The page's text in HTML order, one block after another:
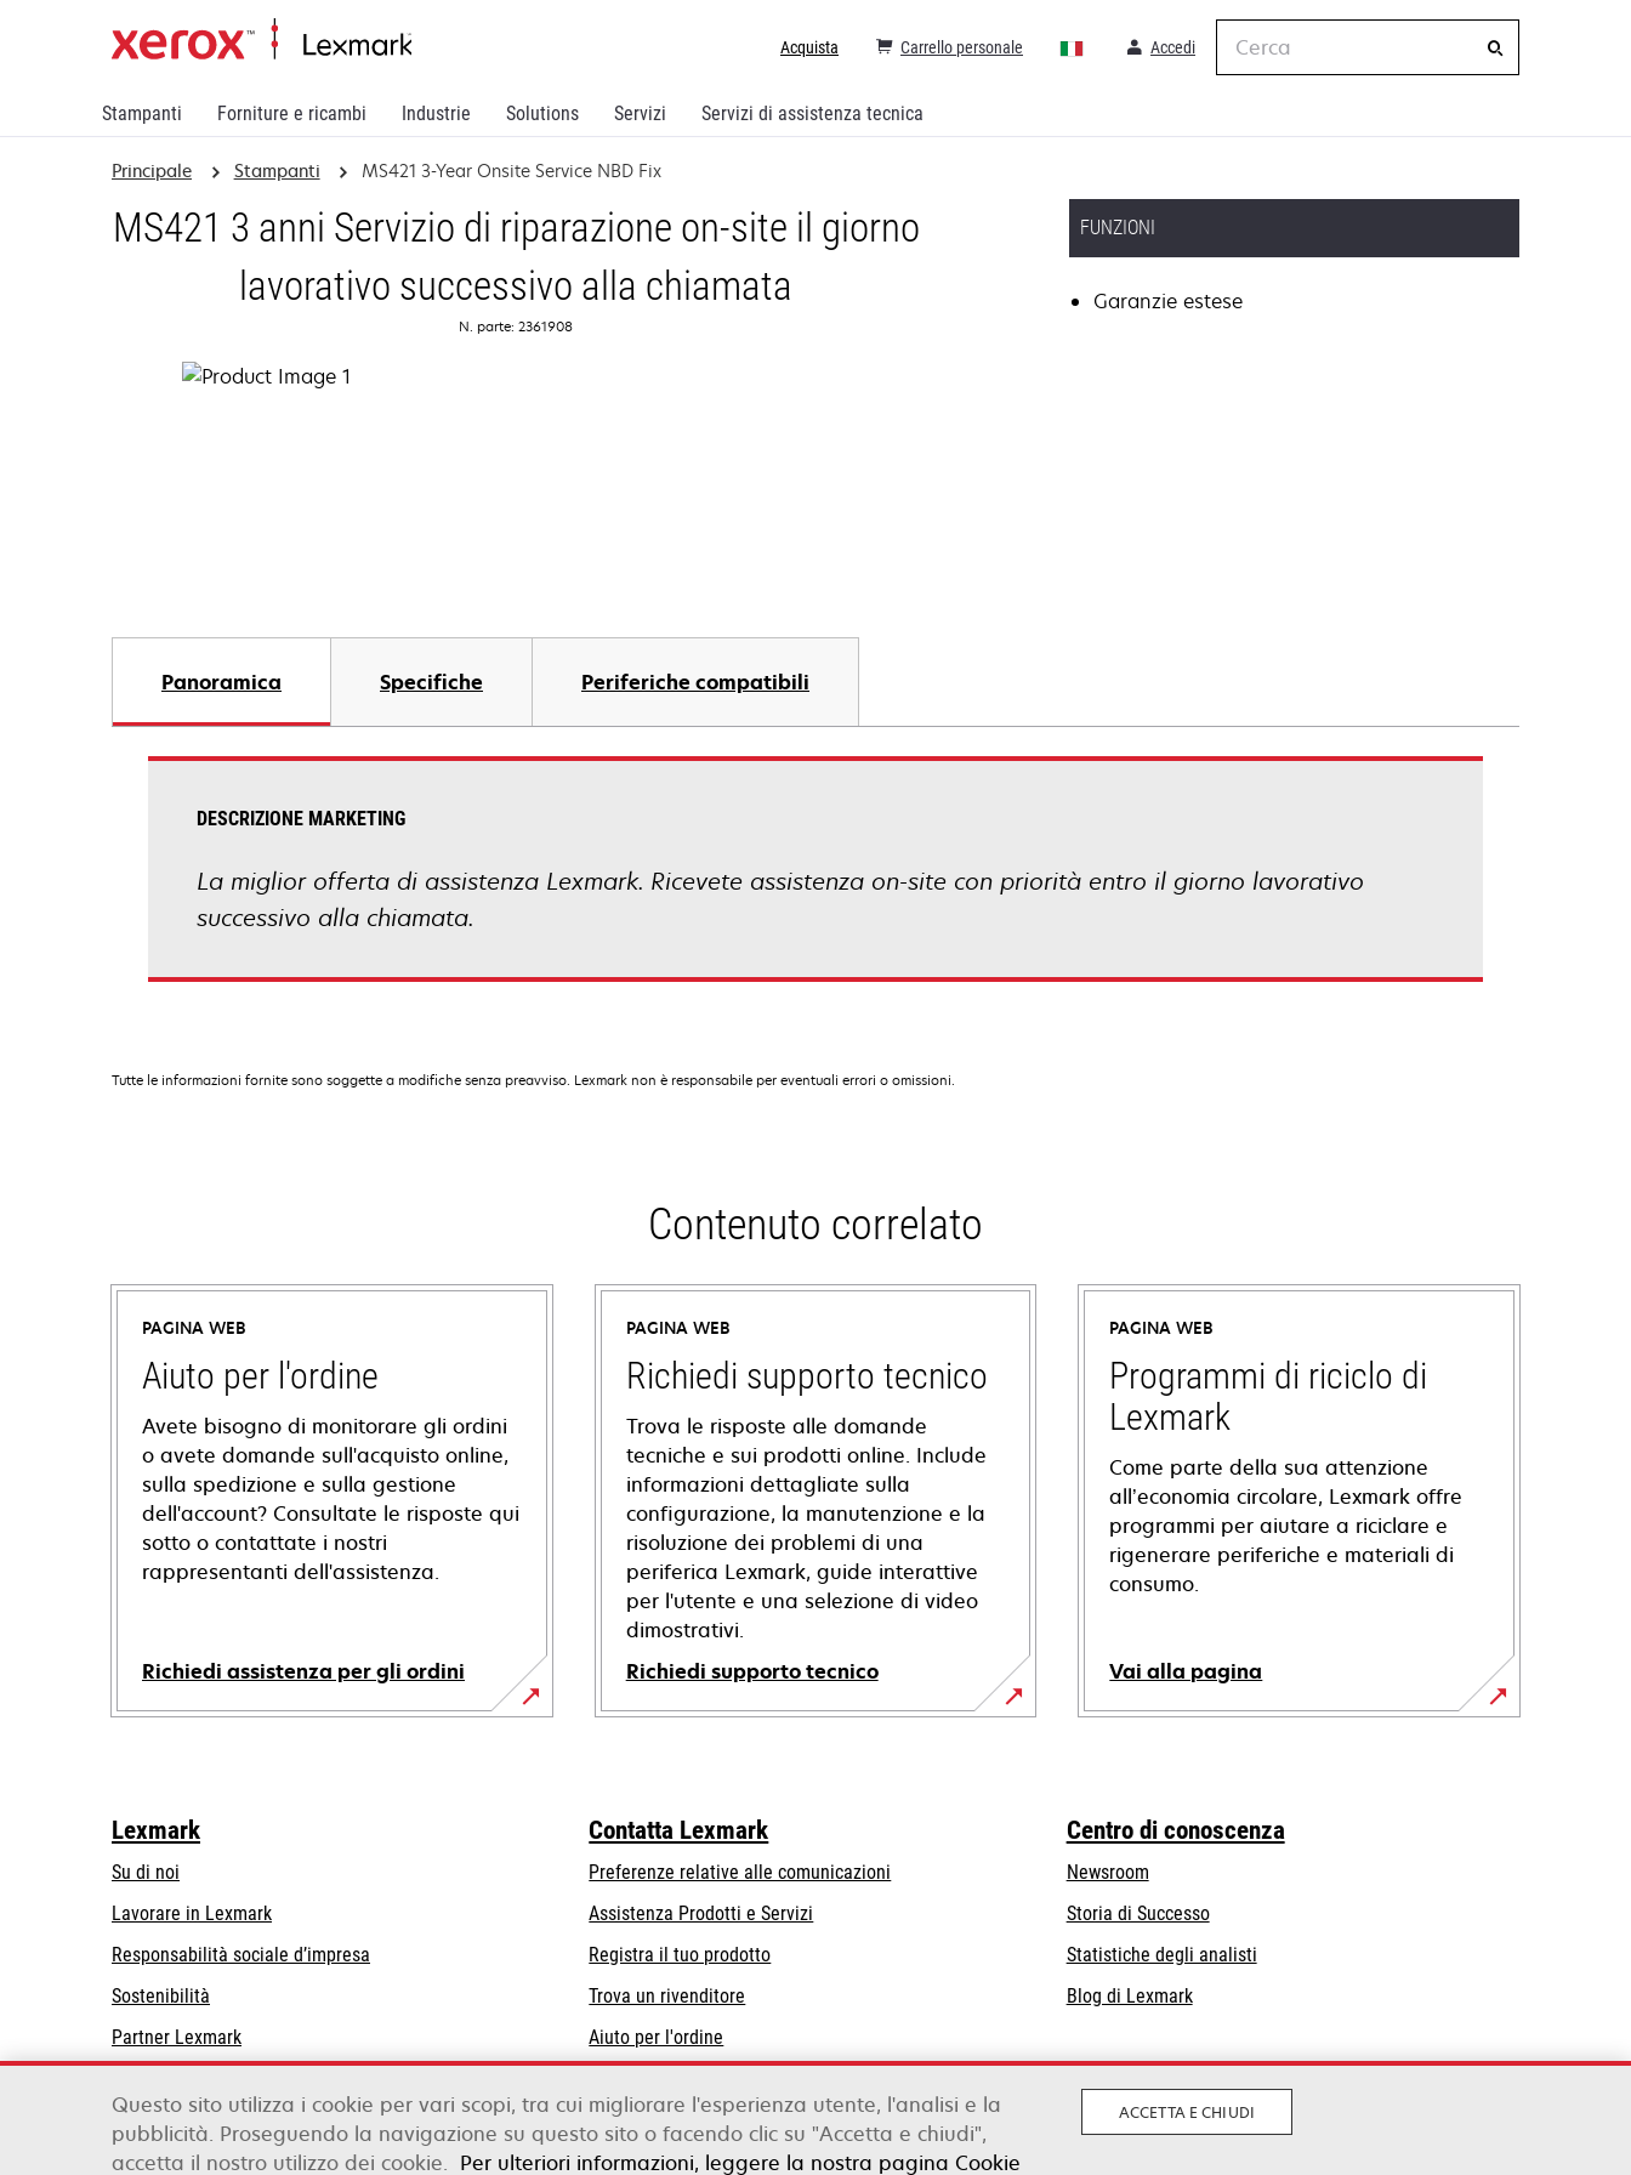
Stampanti Forniture e ricambi Industrie Solutions Servizi Servizi di assistenza tecnica
Accedi
Carrello personale
Acquista
Principale Stampanti MS421 3-Year Onsite Service NBD Fix
MS421 3 anni Servizio di riparazione on-site il giorno
lavorativo successivo alla chiamata
N. parte: 2361908
FUNZIONI
Garanzie estese
Panoramica Specifiche Periferiche compatibili
DESCRIZIONE MARKETING
La miglior offerta di assistenza Lexmark. Ricevete assistenza on-site con priorità entro il giorno lavorativo
successivo alla chiamata.
Tutte le informazioni fornite sono soggette a modifiche senza preavviso. Lexmark non è responsabile per eventuali errori o omissioni.
Contenuto correlato
PAGINA WEB
Aiuto per l'ordine
Avete bisogno di monitorare gli ordini
o avete domande sull'acquisto online,
sulla spedizione e sulla gestione
dell'account? Consultate le risposte qui
sotto o contattate i nostri
rappresentanti dell'assistenza.
Richiedi assistenza per gli ordini
PAGINA WEB
Richiedi supporto tecnico
Trova le risposte alle domande
tecniche e sui prodotti online. Include
informazioni dettagliate sulla
configurazione, la manutenzione e la
risoluzione dei problemi di una
periferica Lexmark, guide interattive
per l'utente e una selezione di video
dimostrativi.
Richiedi supporto tecnico
si
nuova
scheda
PAGINA WEB
Programmi di riciclo di
Lexmark
Come parte della sua attenzione
all’economia circolare, Lexmark offre
programmi per aiutare a riciclare e
rigenerare periferiche e materiali di
consumo.
Vai alla pagina
Lexmark
Su di noi
Lavorare in Lexmark
Responsabilità sociale d’impresa
nuova
scheda
Sostenibilità
Partner Lexmark
Contatta Lexmark
Preferenze relative alle comunicazioni
Assistenza Prodotti e Servizi
Registra il tuo prodotto
Trova un rivenditore
Aiuto per l'ordine
Centro di conoscenza
Newsroom
Storia di Successo
Statistiche degli analisti
Blog di Lexmark
Lexmark International, Inc., a Xerox Company
Legale Informativa sulla privacy
Questo sito utilizza i cookie per vari scopi, tra cui migliorare l'esperienza utente, l'analisi e la
pubblicità. Proseguendo la navigazione su questo sito o facendo clic su "Accetta e chiudi",
accetta il nostro utilizzo dei cookie. Per ulteriori informazioni, leggere la nostra pagina Cookie
ACCETTA E CHIUDI